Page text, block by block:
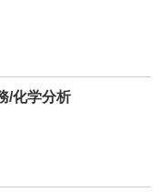
/化学分析